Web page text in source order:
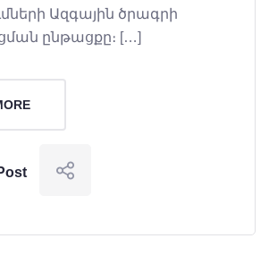
Ազգային ծրագրի
ընթացքը։ […]